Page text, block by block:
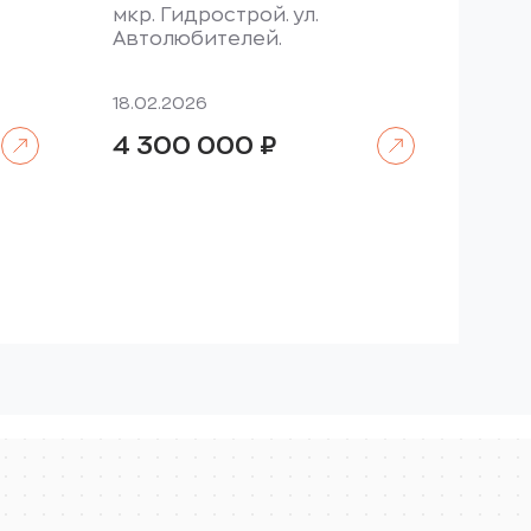
мкр. Гидрострой. ул.
Автолюбителей.
18.02.2026
4 300 000 ₽